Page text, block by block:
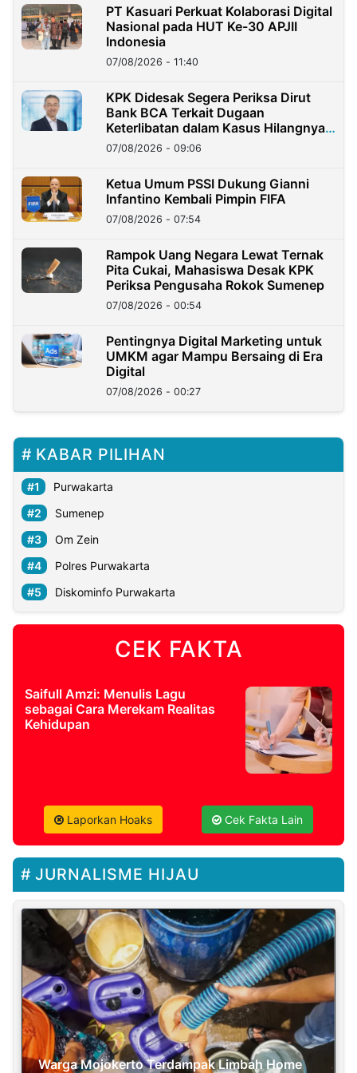
PT Kasuari Perkuat Kolaborasi Digital
Nasional pada HUT Ke-30 APJII
Indonesia
07/08/2026 - 11:40
KPK Didesak Segera Periksa Dirut
Bank BCA Terkait Dugaan
Keterlibatan dalam Kasus Hilangnya
Dana Nasabah Rp2,58 Miliar
07/08/2026 - 09:06
Ketua Umum PSSI Dukung Gianni
Infantino Kembali Pimpin FIFA
07/08/2026 - 07:54
Rampok Uang Negara Lewat Ternak
Pita Cukai, Mahasiswa Desak KPK
Periksa Pengusaha Rokok Sumenep
07/08/2026 - 00:54
Pentingnya Digital Marketing untuk
UMKM agar Mampu Bersaing di Era
Digital
07/08/2026 - 00:27
KABAR PILIHAN
Purwakarta
Sumenep
Om Zein
Polres Purwakarta
Diskominfo Purwakarta
CEK FAKTA
Saifull Amzi: Menulis Lagu
sebagai Cara Merekam Realitas
Kehidupan
Laporkan Hoaks Cek Fakta Lain
JURNALISME HIJAU
Warga Mojokerto Terdampak Limbah Home